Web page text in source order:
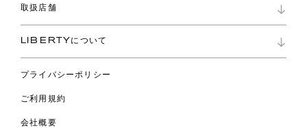
ご利用ガイド
コレクション
ファブリックス
バッグ
ウェア
ライフスタイル
スペシャル
取扱店舗
リバティ・ファブリックス
LIBERTYについて
プライバシーポリシー
ご利用規約
会社概要